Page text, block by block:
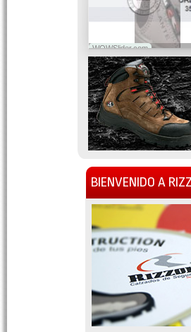
WOWSlider.com
BIENVENIDO A